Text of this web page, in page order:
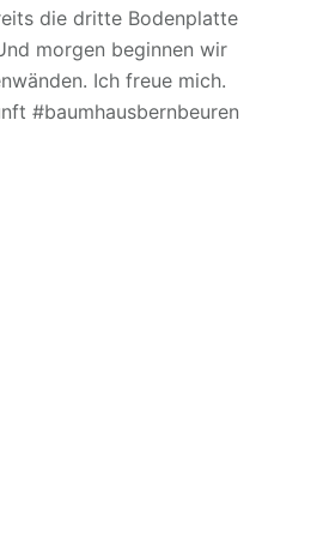
die dritte Bodenplatte
morgen beginnen wir
Ich freue mich.
#baumhausbernbeuren